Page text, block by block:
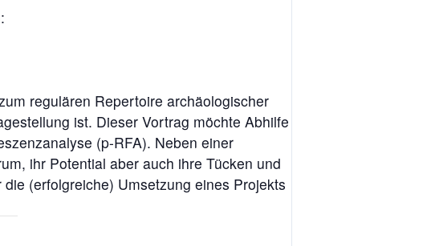
regulären Repertoire archäologischer
ist. Dieser Vortrag möchte Abhilfe
(p-RFA). Neben einer
ihr Potential aber auch ihre Tücken und
(erfolgreiche) Umsetzung eines Projekts